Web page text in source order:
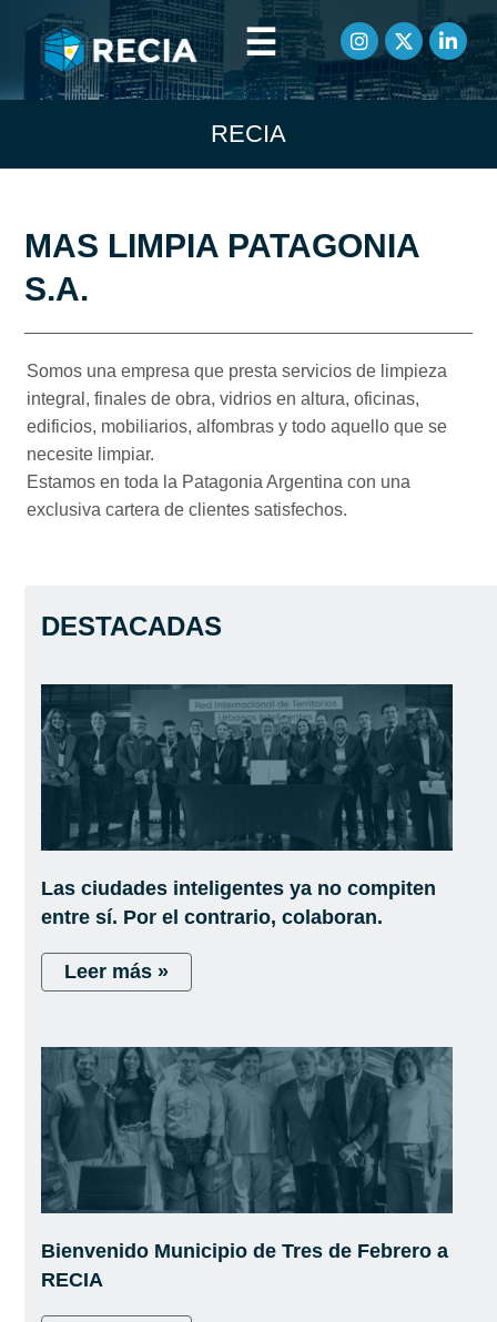
☰
RECIA
MAS LIMPIA PATAGONIA
S.A.
Somos una empresa que presta servicios de limpieza
integral, finales de obra, vidrios en altura, oficinas,
edificios, mobiliarios, alfombras y todo aquello que se
necesite limpiar.
Estamos en toda la Patagonia Argentina con una
exclusiva cartera de clientes satisfechos.
DESTACADAS
Las ciudades inteligentes ya no compiten
entre sí. Por el contrario, colaboran.
Leer más »
Bienvenido Municipio de Tres de Febrero a
RECIA